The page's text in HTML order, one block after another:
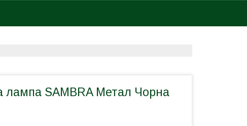
лампа SAMBRA Метал Чорна